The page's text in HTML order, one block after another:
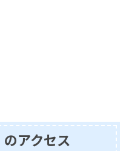
のアクセス